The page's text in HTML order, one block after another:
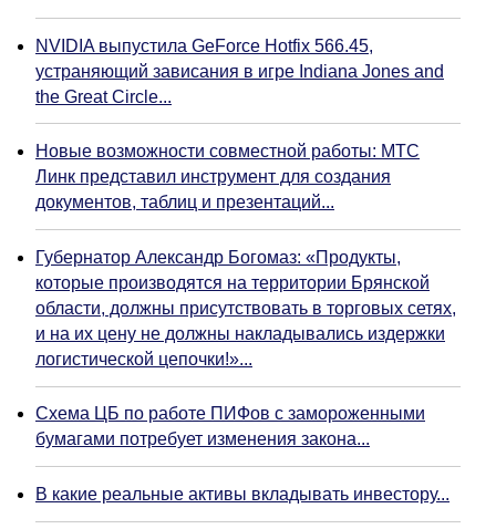
NVIDIA выпустила GeForce Hotfix 566.45,
устраняющий зависания в игре Indiana Jones and
the Great Circle...
Новые возможности совместной работы: МТС
Линк представил инструмент для создания
документов, таблиц и презентаций...
Губернатор Александр Богомаз: «Продукты,
которые производятся на территории Брянской
области, должны присутствовать в торговых сетях,
и на их цену не должны накладывались издержки
логистической цепочки!»...
Схема ЦБ по работе ПИФов с замороженными
бумагами потребует изменения закона...
В какие реальные активы вкладывать инвестору...